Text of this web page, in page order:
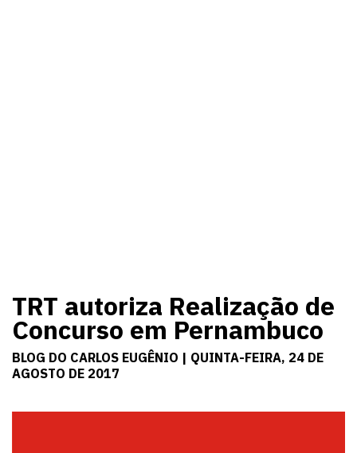
TRT autoriza Realização de
Concurso em Pernambuco
BLOG DO CARLOS EUGÊNIO | QUINTA-FEIRA, 24 DE
AGOSTO DE 2017